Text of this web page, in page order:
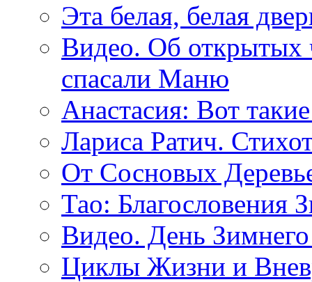
Эта белая, белая
Видео. Об открытых
спасали Маню
Анастасия: Вот
Лариса Ратич.
От Сосновых
Тао: Благословения
Видео. День
Циклы Жизни и